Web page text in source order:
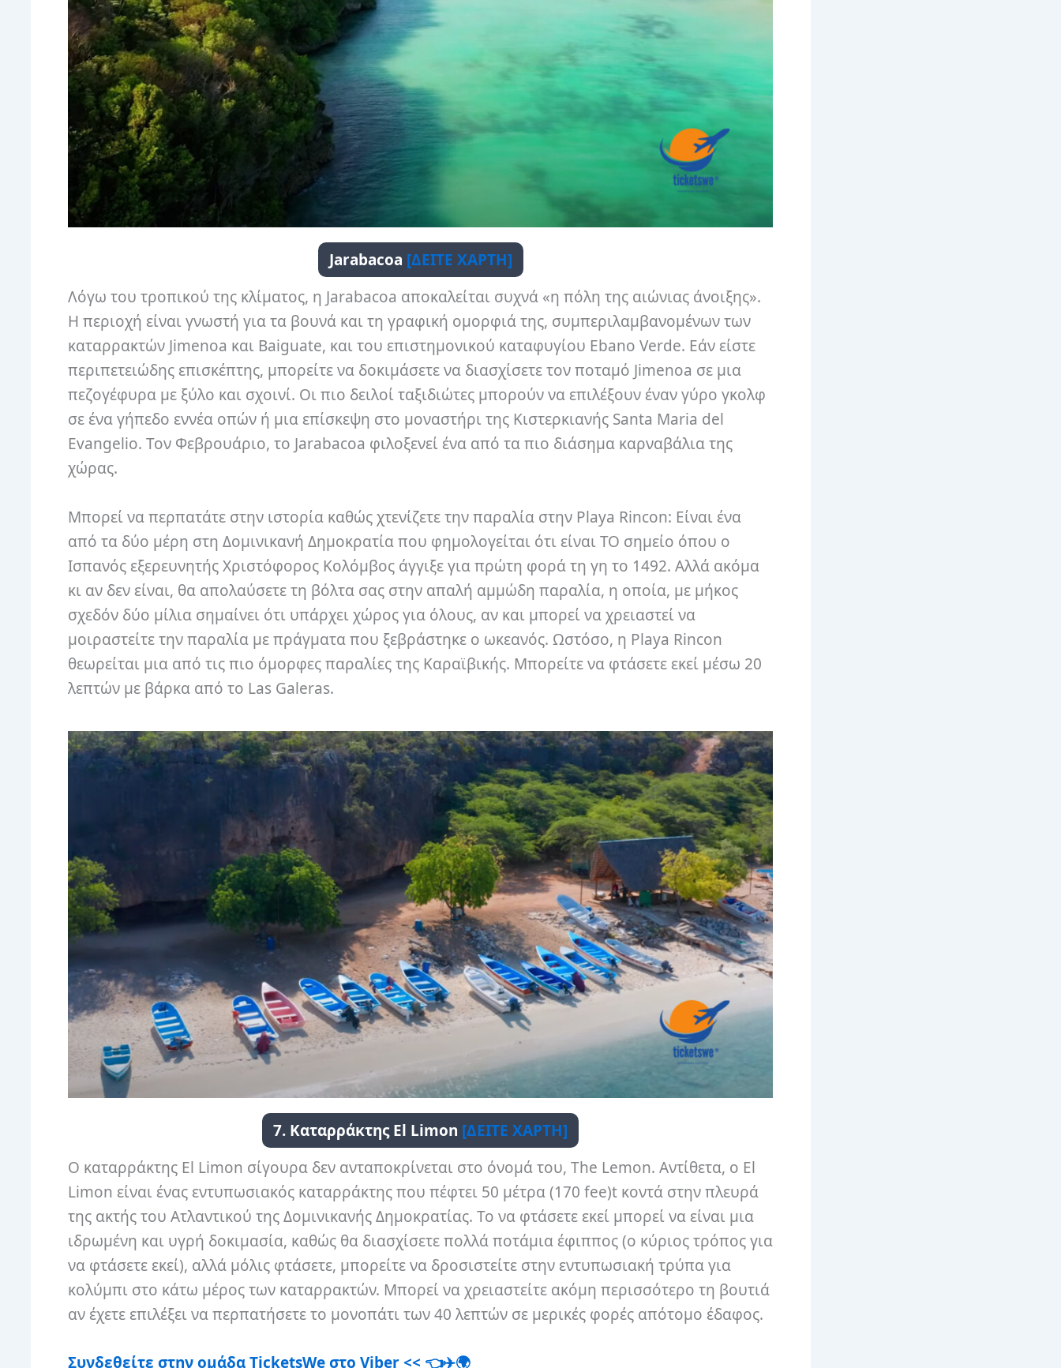
Jarabacoa [ΔΕΙΤΕ ΧΑΡΤΗ]
Λόγω του τροπικού της κλίματος, η Jarabacoa αποκαλείται συχνά «η πόλη της αιώνιας άνοιξης».
Η περιοχή είναι γνωστή για τα βουνά και τη γραφική ομορφιά της, συμπεριλαμβανομένων των
καταρρακτών Jimenoa και Baiguate, και του επιστημονικού καταφυγίου Ebano Verde. Εάν είστε
περιπετειώδης επισκέπτης, μπορείτε να δοκιμάσετε να διασχίσετε τον ποταμό Jimenoa σε μια
πεζογέφυρα με ξύλο και σχοινί. Οι πιο δειλοί ταξιδιώτες μπορούν να επιλέξουν έναν γύρο γκολφ
σε ένα γήπεδο εννέα οπών ή μια επίσκεψη στο μοναστήρι της Κιστερκιανής Santa Maria del
Evangelio. Τον Φεβρουάριο, το Jarabacoa φιλοξενεί ένα από τα πιο διάσημα καρναβάλια της
χώρας.
Μπορεί να περπατάτε στην ιστορία καθώς χτενίζετε την παραλία στην Playa Rincon: Είναι ένα
από τα δύο μέρη στη Δομινικανή Δημοκρατία που φημολογείται ότι είναι ΤΟ σημείο όπου ο
Ισπανός εξερευνητής Χριστόφορος Κολόμβος άγγιξε για πρώτη φορά τη γη το 1492. Αλλά ακόμα
κι αν δεν είναι, θα απολαύσετε τη βόλτα σας στην απαλή αμμώδη παραλία, η οποία, με μήκος
σχεδόν δύο μίλια σημαίνει ότι υπάρχει χώρος για όλους, αν και μπορεί να χρειαστεί να
μοιραστείτε την παραλία με πράγματα που ξεβράστηκε ο ωκεανός. Ωστόσο, η Playa Rincon
θεωρείται μια από τις πιο όμορφες παραλίες της Καραϊβικής. Μπορείτε να φτάσετε εκεί μέσω 20
λεπτών με βάρκα από το Las Galeras.
7. Καταρράκτης El Limon [ΔΕΙΤΕ ΧΑΡΤΗ]
Ο καταρράκτης El Limon σίγουρα δεν ανταποκρίνεται στο όνομά του, The Lemon. Αντίθετα, ο El
Limon είναι ένας εντυπωσιακός καταρράκτης που πέφτει 50 μέτρα (170 fee)t κοντά στην πλευρά
της ακτής του Ατλαντικού της Δομινικανής Δημοκρατίας. Το να φτάσετε εκεί μπορεί να είναι μια
ιδρωμένη και υγρή δοκιμασία, καθώς θα διασχίσετε πολλά ποτάμια έφιππος (ο κύριος τρόπος για
να φτάσετε εκεί), αλλά μόλις φτάσετε, μπορείτε να δροσιστείτε στην εντυπωσιακή τρύπα για
κολύμπι στο κάτω μέρος των καταρρακτών. Μπορεί να χρειαστείτε ακόμη περισσότερο τη βουτιά
αν έχετε επιλέξει να περπατήσετε το μονοπάτι των 40 λεπτών σε μερικές φορές απότομο έδαφος.
Συνδεθείτε στην ομάδα⁨TicketsWeστο Viber << 👈✈️🌍